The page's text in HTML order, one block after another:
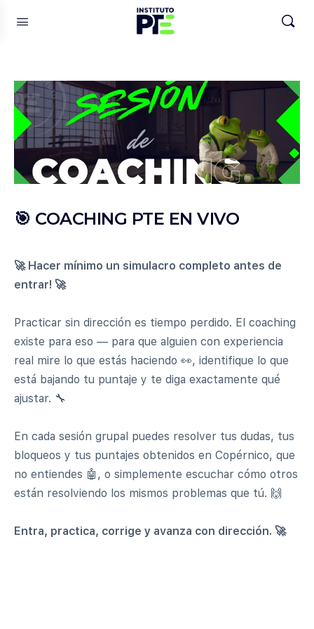
🎯 COACHING PTE EN VIVO
🚀 Hacer mínimo un simulacro completo antes de
entrar! 🚀
Practicar sin dirección es tiempo perdido. El coaching
existe para eso — para que alguien con experiencia
real mire lo que estás haciendo 👀, identifique lo que
está bajando tu puntaje y te diga exactamente qué
ajustar. 🔧
En cada sesión grupal puedes resolver tus dudas, tus
bloqueos y tus puntajes obtenidos en Copérnico, que
no entiendes 🤖, o simplemente escuchar cómo otros
están resolviendo los mismos problemas que tú. 🙌
Entra, practica, corrige y avanza con dirección. 🚀